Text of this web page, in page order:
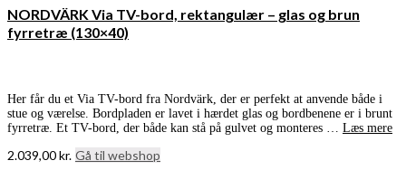
NORDVÄRK Via TV-bord, rektangulær – glas og brun
fyrretræ (130×40)
Her får du et Via TV-bord fra Nordvärk, der er perfekt at anvende både i
stue og værelse. Bordpladen er lavet i hærdet glas og bordbenene er i brunt
fyrretræ. Et TV-bord, der både kan stå på gulvet og monteres … Læs mere
2.039,00kr. Gå til webshop